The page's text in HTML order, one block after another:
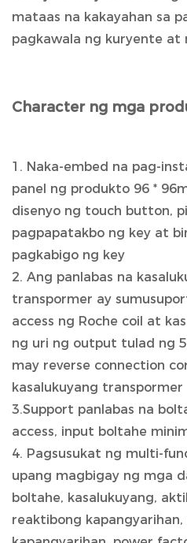
mataas na kakayahan sa
pagkawala ng kuryente at
Character ng mga
1. Naka-embed na pag-
panel ng produkto 96 *
disenyo ng touch button,
pagpapatakbo ng key at
pagkabigo ng key
2. Ang panlabas na
transpormer ay
access ng Roche coil at
ng uri ng output tulad ng
may reverse connection
kasalukuyang transpormer
3.Support panlabas na
access, input boltahe
4. Pagsusukat ng multi-
upang magbigay ng mga
boltahe, kasalukuyang,
reaktibong